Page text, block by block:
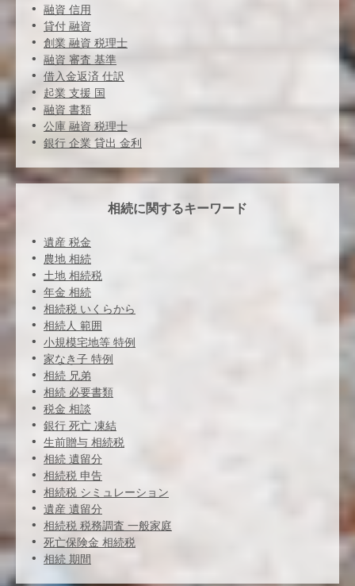
融資 信用
貸付 融資
創業 融資 税理士
融資 審査 基準
借入金返済 仕訳
起業 支援 国
融資 書類
公庫 融資 税理士
銀行 企業 貸出 金利
相続に関するキーワード
遺産 税金
農地 相続
土地 相続税
年金 相続
相続税 いくらから
相続人 範囲
小規模宅地等 特例
家なき子 特例
相続 兄弟
相続 必要書類
税金 相談
銀行 死亡 凍結
生前贈与 相続税
相続 遺留分
相続税 申告
相続税 シミュレーション
遺産 遺留分
相続税 税務調査 一般家庭
死亡保険金 相続税
相続 期間